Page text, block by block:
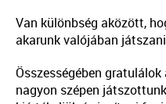
Van különbség aközött,
akarunk valójában
Összességében
nagyon szépen